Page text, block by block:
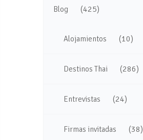
Blog (425)
Alojamientos (10)
Destinos Thai (286)
Entrevistas (24)
Firmas invitadas (38)